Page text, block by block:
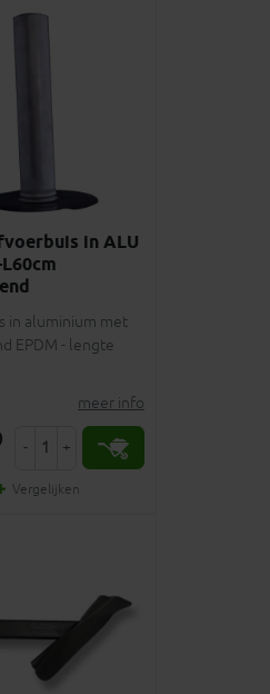
in ALU
in aluminium met
EPDM - lengte
meer info
- +
Vergelijken